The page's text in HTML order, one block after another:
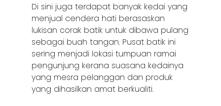
Di sini juga terdapat banyak kedai yang
menjual cendera hati berasaskan
lukisan corak batik untuk dibawa pulang
sebagai buah tangan. Pusat batik ini
sering menjadi lokasi tumpuan ramai
pengunjung kerana suasana kedainya
yang mesra pelanggan dan produk
yang dihasilkan amat berkualiti.